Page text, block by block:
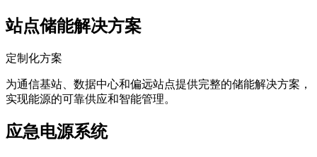
站点储能解决方案
定制化方案
为通信基站、数据中心和偏远站点提供完整的储能解决方案，
实现能源的可靠供应和智能管理。
应急电源系统